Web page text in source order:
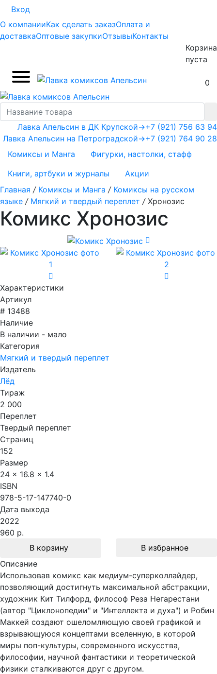
Вход
О компанииКак сделать заказОплата и
доставкаОптовые закупкиОтзывыКонтакты
Корзина
пуста
0
+7 (921) 756 63 94
+7 (921) 764 90 28
Лавка Апельсин в ДК Крупской→
Лавка Апельсин на Петроградской→
Комиксы и Манга
Фигурки, настолки, стафф
Книги, артбуки и журналы
Акции
Главная / Комиксы и Манга / Комиксы на русском
языке / Мягкий и твердый переплет / Хронозис
Комикс Хронозис
Характеристики
Артикул
# 13488
Наличие
В наличии - мало
Категория
Мягкий и твердый переплет
Издатель
Лёд
Тираж
2 000
Переплет
Твердый переплет
Страниц
152
Размер
24 x 16.8 x 1.4
ISBN
978-5-17-147740-0
Дата выхода
2022
960 р.
В корзину
В избранное
Описание
Использовав комикс как медиум-суперколлайдер,
позволяющий достигнуть максимальной абстракции,
художник Кит Тилфорд, философ Реза Негарестани
(автор "Циклонопедии" и "Интеллекта и духа") и Робин
Маккей создают ошеломляющую своей графикой и
взрывающуюся концептами вселенную, в которой
миры поп-культуры, современного искусства,
философии, научной фантастики и теоретической
физики сталкиваются друг с другом.